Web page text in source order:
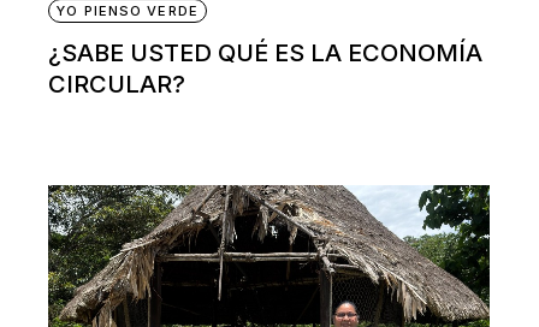
YO PIENSO VERDE
¿SABE USTED QUÉ ES LA ECONOMÍA
CIRCULAR?